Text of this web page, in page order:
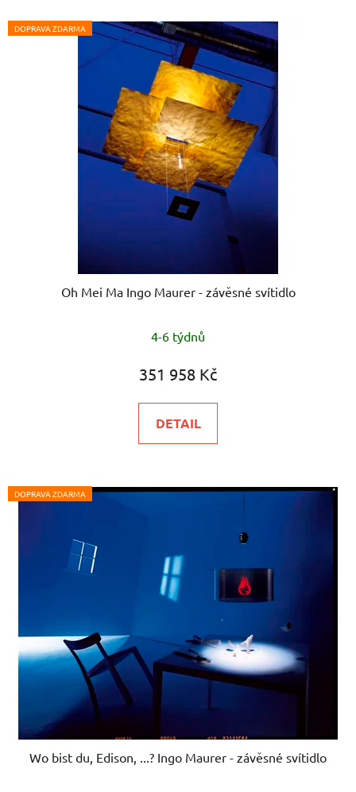
DOPRAVA ZDARMA
Oh Mei Ma Ingo Maurer - závěsné svítidlo
hodnocení
produktu
5,0
z
4-6 týdnů
351 958 Kč
DETAIL
DOPRAVA ZDARMA
Wo bist du, Edison, ...? Ingo Maurer - závěsné svítidlo